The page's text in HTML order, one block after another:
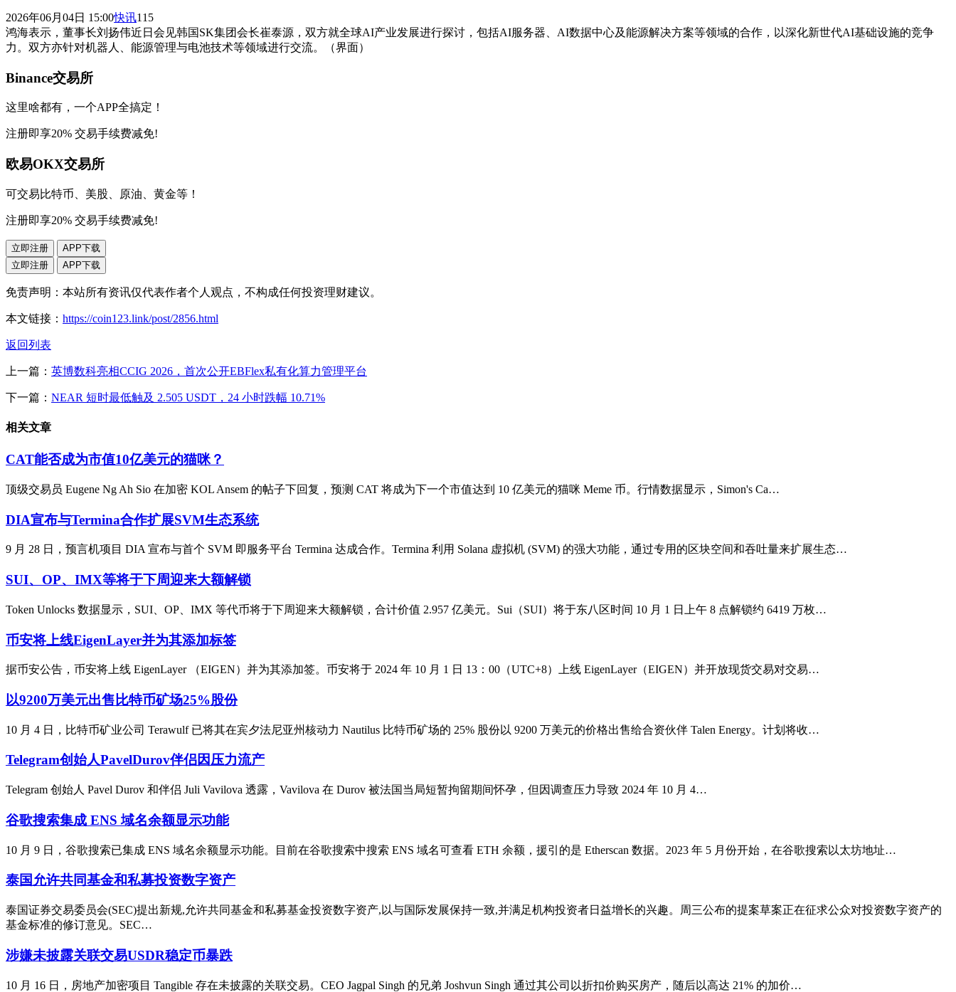
2026年06月04日 15:00快讯115
鸿海表示，董事长刘扬伟近日会见韩国SK集团会长崔泰源，双方就全球AI产业发展进行探讨，包括AI服务器、AI数据中心及能源解决方案等领域的合作，以深化新世代AI基础设施的竞争
力。双方亦针对机器人、能源管理与电池技术等领域进行交流。（界面）
Binance交易所
这里啥都有，一个APP全搞定！
注册即享20% 交易手续费减免!
欧易OKX交易所
可交易比特币、美股、原油、黄金等！
注册即享20% 交易手续费减免!
立即注册
APP下载
立即注册
APP下载
免责声明：本站所有资讯仅代表作者个人观点，不构成任何投资理财建议。
本文链接： https://coin123.link/post/2856.html
返回列表
上一篇： 英博数科亮相CCIG 2026，首次公开EBFlex私有化算力管理平台
下一篇： NEAR 短时最低触及 2.505 USDT，24 小时跌幅 10.71%
相关文章
CAT能否成为市值10亿美元的猫咪？
顶级交易员 Eugene Ng Ah Sio 在加密 KOL Ansem 的帖子下回复，预测 CAT 将成为下一个市值达到 10 亿美元的猫咪 Meme 币。行情数据显示，Simon's Ca…
DIA宣布与Termina合作扩展SVM生态系统
9 月 28 日，预言机项目 DIA 宣布与首个 SVM 即服务平台 Termina 达成合作。Termina 利用 Solana 虚拟机 (SVM) 的强大功能，通过专用的区块空间和吞吐量来扩展生态…
SUI、OP、IMX等将于下周迎来大额解锁
Token Unlocks 数据显示，SUI、OP、IMX 等代币将于下周迎来大额解锁，合计价值 2.957 亿美元。Sui（SUI）将于东八区时间 10 月 1 日上午 8 点解锁约 6419 万枚…
币安将上线EigenLayer并为其添加标签
据币安公告，币安将上线 EigenLayer （EIGEN）并为其添加签。币安将于 2024 年 10 月 1 日 13：00（UTC+8）上线 EigenLayer（EIGEN）并开放现货交易对交易…
以9200万美元出售比特币矿场25%股份
10 月 4 日，比特币矿业公司 Terawulf 已将其在宾夕法尼亚州核动力 Nautilus 比特币矿场的 25% 股份以 9200 万美元的价格出售给合资伙伴 Talen Energy。计划将收…
Telegram创始人PavelDurov伴侣因压力流产
Telegram 创始人 Pavel Durov 和伴侣 Juli Vavilova 透露，Vavilova 在 Durov 被法国当局短暂拘留期间怀孕，但因调查压力导致 2024 年 10 月 4…
谷歌搜索集成 ENS 域名余额显示功能
10 月 9 日，谷歌搜索已集成 ENS 域名余额显示功能。目前在谷歌搜索中搜索 ENS 域名可查看 ETH 余额，援引的是 Etherscan 数据。2023 年 5 月份开始，在谷歌搜索以太坊地址…
泰国允许共同基金和私募投资数字资产
泰国证券交易委员会(SEC)提出新规,允许共同基金和私募基金投资数字资产,以与国际发展保持一致,并满足机构投资者日益增长的兴趣。周三公布的提案草案正在征求公众对投资数字资产的
基金标准的修订意见。SEC…
涉嫌未披露关联交易USDR稳定币暴跌
10 月 16 日，房地产加密项目 Tangible 存在未披露的关联交易。CEO Jagpal Singh 的兄弟 Joshvun Singh 通过其公司以折扣价购买房产，随后以高达 21% 的加价…